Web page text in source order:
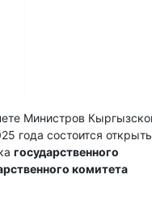
Министров
года состоится
государственного
комитета